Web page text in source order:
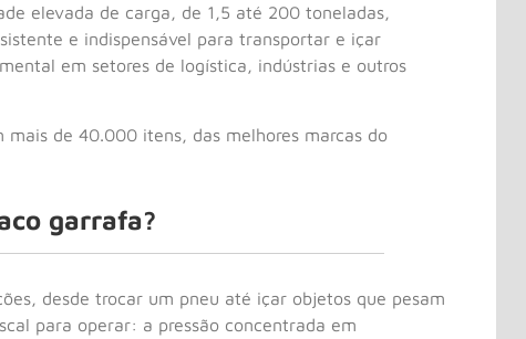
elevada de carga, de 1,5 até 200 toneladas,
e indispensável para transportar e içar
em setores de logística, indústrias e outros
de 40.000 itens, das melhores marcas do
garrafa?
desde trocar um pneu até içar objetos que pesam
para operar: a pressão concentrada em